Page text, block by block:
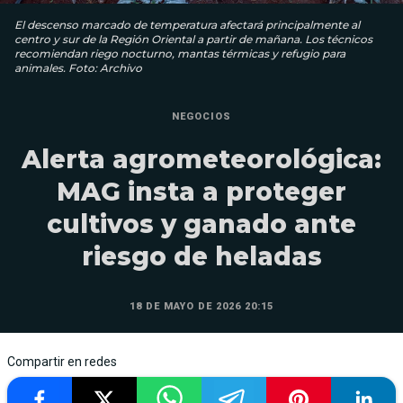
El descenso marcado de temperatura afectará principalmente al
centro y sur de la Región Oriental a partir de mañana. Los técnicos
recomiendan riego nocturno, mantas térmicas y refugio para
animales. Foto: Archivo
NEGOCIOS
Alerta agrometeorológica:
MAG insta a proteger
cultivos y ganado ante
riesgo de heladas
18 DE MAYO DE 2026 20:15
Compartir en redes